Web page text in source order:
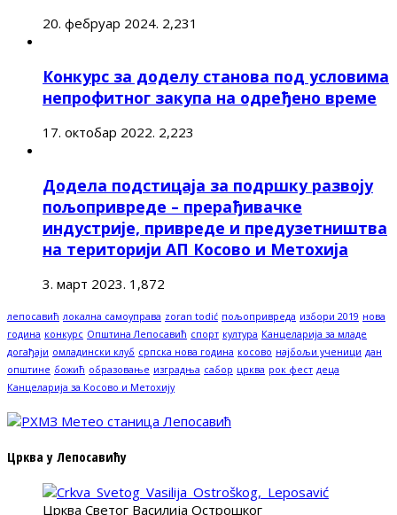
20. фебруар 2024. 2,231
Конкурс за доделу станова под условима
непрофитног закупа на одређено време
17. октобар 2022. 2,223
Додела подстицаја за подршку развоју
пољопривреде – прерађивачке
индустрије, привреде и предузетништва
на територији АП Косово и Метохија
3. март 2023. 1,872
лепосавић локална самоуправа zoran todić пољопривреда избори 2019 нова
година конкурс Општина Лепосавић спорт култура Канцеларија за младе
догађаји омладински клуб српска нова година косово најбољи ученици дан
општине божић образовање изградња сабор црква рок фест деца
Канцеларија за Косово и Метохију
Црква у Лепосавићу
Црква Светог Василија Острошког